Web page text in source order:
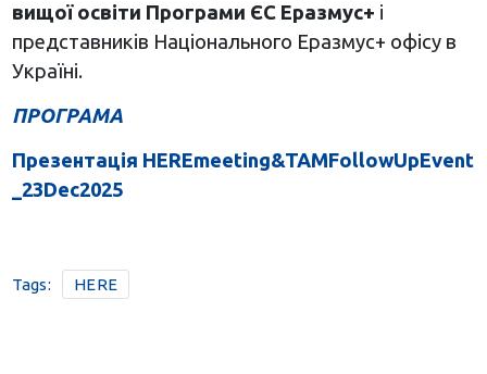
вищої освіти Програми ЄС Еразмус+ і
представників Національного Еразмус+ офісу в
Україні.
ПРОГРАМА
Презентація HEREmeeting&TAMFollowUpEvent
_23Dec2025
Tags: HERE